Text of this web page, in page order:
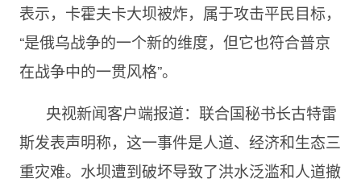
表示，卡霍夫卡大坝被炸，属于攻击平民目标，
“是俄乌战争的一个新的维度，但它也符合普京
在战争中的一贯风格”。
央视新闻客户端报道：联合国秘书长古特雷
斯发表声明称，这一事件是人道、经济和生态三
重灾难。水坝遭到破坏导致了洪水泛滥和人道撤